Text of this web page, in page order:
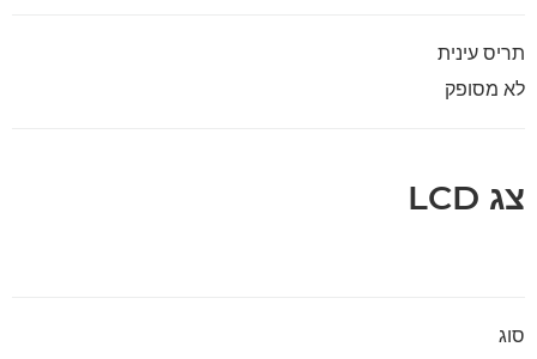
תריס עינית
לא מסופק
צג LCD
סוג